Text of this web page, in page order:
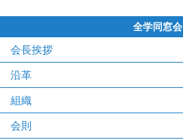
全学同窓会
会長挨拶
沿革
組織
会則